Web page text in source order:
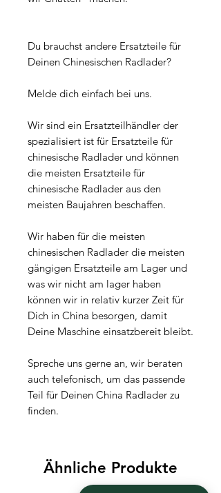
Du brauchst andere Ersatzteile für
Deinen Chinesischen Radlader?
Melde dich einfach bei uns.
Wir sind ein Ersatzteilhändler der
spezialisiert ist für Ersatzteile für
chinesische Radlader und können
die meisten Ersatzteile für
chinesische Radlader aus den
meisten Baujahren beschaffen.
Wir haben für die meisten
chinesischen Radlader die meisten
gängigen Ersatzteile am Lager und
was wir nicht am lager haben
können wir in relativ kurzer Zeit für
Dich in China besorgen, damit
Deine Maschine einsatzbereit bleibt.
Spreche uns gerne an, wir beraten
auch telefonisch, um das passende
Teil für Deinen China Radlader zu
finden.
Ähnliche Produkte